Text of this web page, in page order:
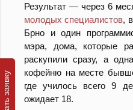
Результат — через 6
молодых специалистов,
Брно и один
мэра, дома, которые
раскупили сразу, а
кофейню на месте
где училось всего 9
ожидает 18.